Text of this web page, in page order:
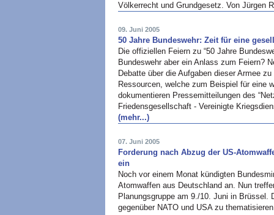
Völkerrecht und Grundgesetz. Von Jürgen
09. Juni 2005
50 Jahre Bundeswehr: Zeit für eine
Die offiziellen Feiern zu “50 Jahre
Bundeswehr aber ein Anlass zum Feiern?
Debatte über die Aufgaben dieser Armee
Ressourcen, welche zum Beispiel für eine
dokumentieren Pressemitteilungen des
Friedensgesellschaft - Vereinigte
(mehr...)
07. Juni 2005
Forderung nach Abzug der US-
ein
Noch vor einem Monat kündigten
Atomwaffen aus Deutschland an. Nun
Planungsgruppe am 9./10. Juni in Brüssel.
gegenüber NATO und USA zu